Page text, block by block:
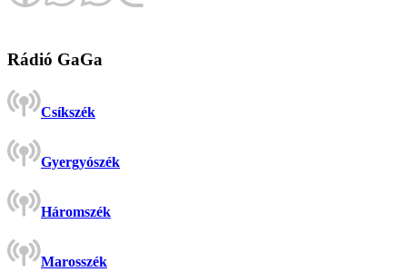
Rádió GaGa
Csíkszék
Gyergyószék
Háromszék
Marosszék